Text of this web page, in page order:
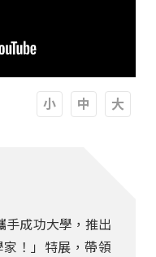
手成功大學，推出
家！」特展，帶領